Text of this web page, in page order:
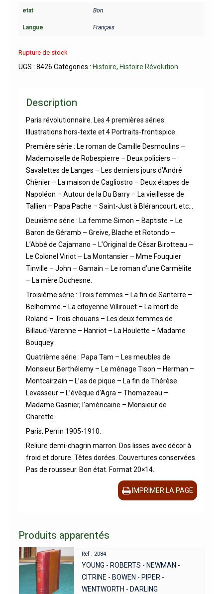
etat Bon
Langue Français
Rupture de stock
UGS : 8426 Catégories : Histoire, Histoire Révolution
Description
Paris révolutionnaire. Les 4 premières séries.
Illustrations hors-texte et 4 Portraits-frontispice.
Première série : Le roman de Camille Desmoulins –
Mademoiselle de Robespierre – Deux policiers –
Savalettes de Langes – Les derniers jours d’André
Chènier – La maison de Cagliostro – Deux étapes de
Napoléon – Autour de la Du Barry – La vieillesse de
Tallien – Papa Pache – Saint-Just à Blérancourt, etc…
Deuxième série : La femme Simon – Baptiste – Le
Baron de Géramb – Greive, Blache et Rotondo –
L’Abbé de Cajamano – L’Original de César Birotteau –
Le Colonel Viriot – La Montansier – Mme Fouquier
Tinville – John – Gamain – Le roman d’une Carmèlite
– La mère Duchesne.
Troisième série : Trois femmes – La fin de Santerre –
Belhomme – La citoyenne Villirouet – La mort de
Roland – Trois chouans – Les deux femmes de
Billaud-Varenne – Hanriot – La Houlette – Madame
Bouquey.
Quatrième série : Papa Tam – Les meubles de
Monsieur Berthélemy – Le ménage Tison – Herman –
Montcairzain – L’as de pique – La fin de Thérèse
Levasseur – L’évèque d’Agra – Thomazeau –
Madame Gasnier, l’américaine – Monsieur de
Charette.
Paris, Perrin 1905-1910.
Reliure demi-chagrin marron. Dos lisses avec décor à
froid et dorure. Têtes dorées. Couvertures conservées.
Pas de rousseur. Bon état. Format 20×14.
IMPRIMER LA PAGE
Produits apparentés
Réf : 2084
YOUNG - ROBERTS - NEWMAN -
CITRINE - BOWEN - PIPER -
WENTWORTH - DARLING